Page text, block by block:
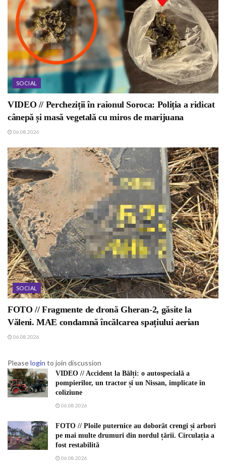
SOCIAL
VIDEO // Percheziții în raionul Soroca: Poliția a ridicat
cânepă și masă vegetală cu miros de marijuana
06.08.2026
SOCIAL
FOTO // Fragmente de dronă Gheran-2, găsite la
Văleni. MAE condamnă încălcarea spațiului aerian
06.08.2026
Pleaselogin to join discussion
VIDEO // Accident la Bălți: o autospecială a
pompierilor, un tractor și un Nissan, implicate în
coliziune
06.08.2026
FOTO // Ploile puternice au doborât crengi și arbori
pe mai multe drumuri din nordul țării. Circulația a
fost restabilită
06.08.2026